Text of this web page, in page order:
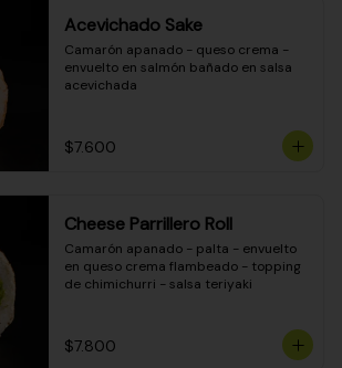
Acevichado Sake
Camarón apanado - queso crema -
envuelto en salmón bañado en salsa
acevichada
$7.600
Cheese Parrillero Roll
Camarón apanado - palta - envuelto
en queso crema flambeado - topping
de chimichurri - salsa teriyaki
$7.800